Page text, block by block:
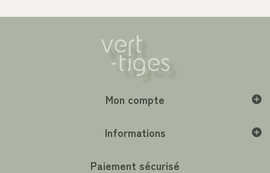
Mon compte
Informations
Paiement sécurisé